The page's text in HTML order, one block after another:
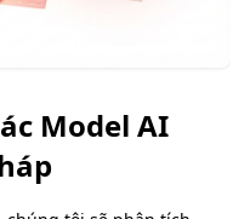
Model AI